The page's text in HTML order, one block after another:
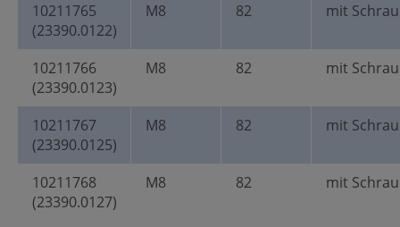
10211765
(23390.0122)
M8 82 mit
10211766
(23390.0123)
M8 82 mit
10211767
(23390.0125)
M8 82 mit
10211768
(23390.0127)
M8 82 mit